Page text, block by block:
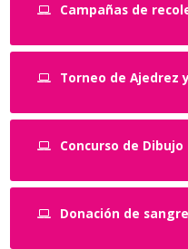
Campañas de
Torneo de Ajedrez
Concurso de Dibujo
Donación de sangre